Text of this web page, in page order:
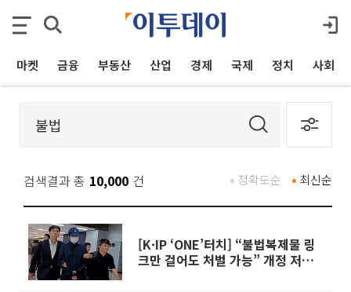
마켓 금융 부동산 산업 경제 국제 정치 사회
검색결과 총 10,000 건 최신순
정확도순
[K·IP ‘ONE’터치] “불법복제물 링
크만 걸어도 처벌 가능” 개정 저작